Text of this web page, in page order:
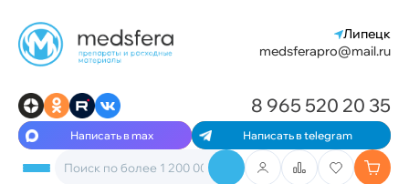
Липецк
medsferapro@mail.ru
Написать в max Написать в telegram
8 965 520 20 35